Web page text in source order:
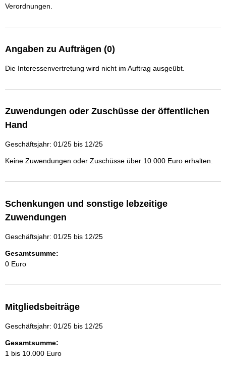
Verordnungen.
Angaben zu Aufträgen (0)
Die Interessenvertretung wird nicht im Auftrag ausgeübt.
Zuwendungen oder Zuschüsse der öffentlichen
Hand
Geschäftsjahr: 01/25 bis 12/25
Keine Zuwendungen oder Zuschüsse über 10.000 Euro erhalten.
Schenkungen und sonstige lebzeitige
Zuwendungen
Geschäftsjahr: 01/25 bis 12/25
Gesamtsumme:
0 Euro
Mitgliedsbeiträge
Geschäftsjahr: 01/25 bis 12/25
Gesamtsumme:
1 bis 10.000 Euro